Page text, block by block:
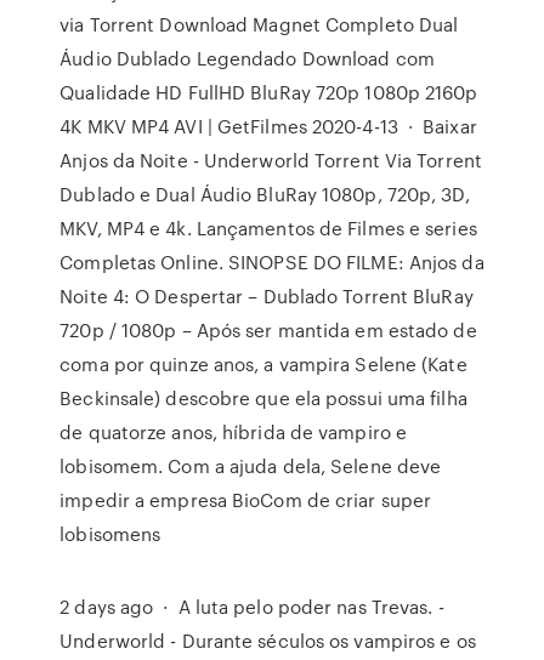
via Torrent Download Magnet Completo Dual
Áudio Dublado Legendado Download com
Qualidade HD FullHD BluRay 720p 1080p 2160p
4K MKV MP4 AVI | GetFilmes 2020-4-13 · Baixar
Anjos da Noite - Underworld Torrent Via Torrent
Dublado e Dual Áudio BluRay 1080p, 720p, 3D,
MKV, MP4 e 4k. Lançamentos de Filmes e series
Completas Online. SINOPSE DO FILME: Anjos da
Noite 4: O Despertar – Dublado Torrent BluRay
720p / 1080p – Após ser mantida em estado de
coma por quinze anos, a vampira Selene (Kate
Beckinsale) descobre que ela possui uma filha
de quatorze anos, híbrida de vampiro e
lobisomem. Com a ajuda dela, Selene deve
impedir a empresa BioCom de criar super
lobisomens
2 days ago · A luta pelo poder nas Trevas. -
Underworld - Durante séculos os vampiros e os